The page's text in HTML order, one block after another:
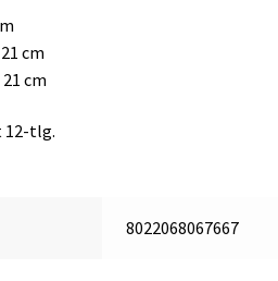
cm
cm
12-tlg.
8022068067667